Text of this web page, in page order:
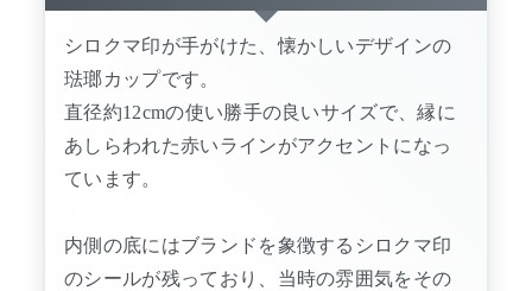
シロクマ印が手がけた、懐かしいデザインの
琺瑯カップです。
直径約12cmの使い勝手の良いサイズで、縁に
あしらわれた赤いラインがアクセントになっ
ています。
内側の底にはブランドを象徴するシロクマ印
のシールが残っており、当時の雰囲気をその